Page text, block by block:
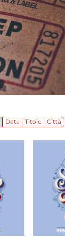
Data Titolo Città